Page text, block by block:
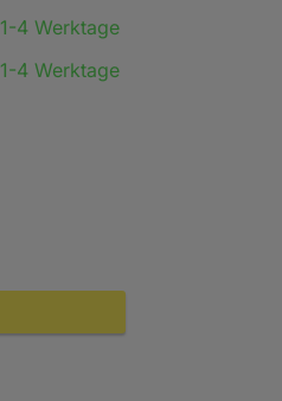
1-4 Werktage
1-4 Werktage